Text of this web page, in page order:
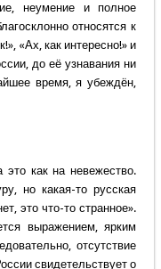
неумение и полное
относятся к
«Ах, как интересно!» и
до её узнавания ни
время, я убеждён,
как на невежество.
но какая-то русская
это что-то странное».
выражением, ярким
отсутствие
свидетельствует о